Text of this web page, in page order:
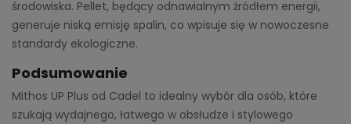
środowiska. Pellet, będący odnawialnym źródłem energii,
generuje niską emisję spalin, co wpisuje się w nowoczesne
standardy ekologiczne.
Podsumowanie
Mithos UP Plus od Cadel to idealny wybór dla osób, które
szukają wydajnego, łatwego w obsłudze i stylowego